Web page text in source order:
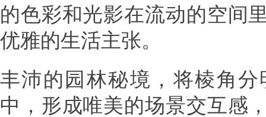
的色彩和光影在流动的空间
优雅的生活主张。
丰沛的园林秘境，将棱角
中，形成唯美的场景交互感